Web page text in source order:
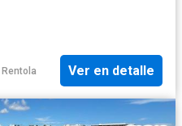
Rentola Ver en detalle